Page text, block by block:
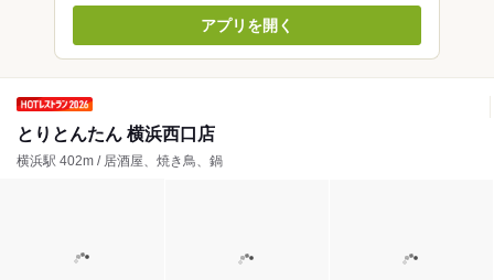
アプリを開く
とりとんたん 横浜西口店
横浜駅 402m / 居酒屋、焼き鳥、鍋